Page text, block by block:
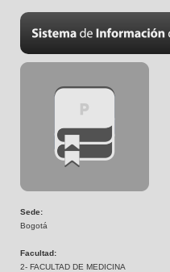
Sede:
Bogotá
Facultad:
2- FACULTAD DE MEDICINA